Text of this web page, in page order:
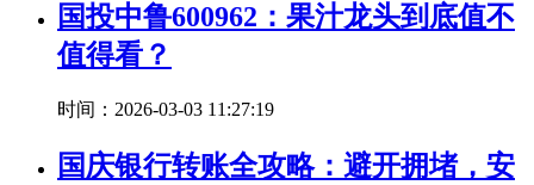
国投中鲁600962：果汁龙头到底值不
值得看？
时间：2026-03-03 11:27:19
国庆银行转账全攻略：避开拥堵，安